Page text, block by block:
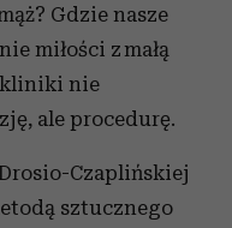
Gdzie nasze
miłości z małą
kliniki nie
ale procedurę.
Czaplińskiej
sztucznego